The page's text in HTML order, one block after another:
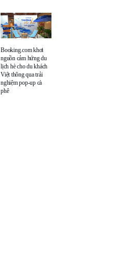
Booking.com khơi
nguồn cảm hứng du
lịch hè cho du khách
Việt thông qua trải
nghiệm pop-up cà
phê